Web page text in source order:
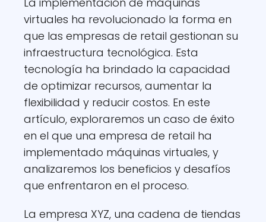
virtuales ha revolucionado la forma en
que las empresas de retail gestionan su
infraestructura tecnológica. Esta
tecnología ha brindado la capacidad
de optimizar recursos, aumentar la
flexibilidad y reducir costos. En este
artículo, exploraremos un caso de éxito
en el que una empresa de retail ha
implementado máquinas virtuales, y
analizaremos los beneficios y desafíos
que enfrentaron en el proceso.
La empresa XYZ, una cadena de tiendas